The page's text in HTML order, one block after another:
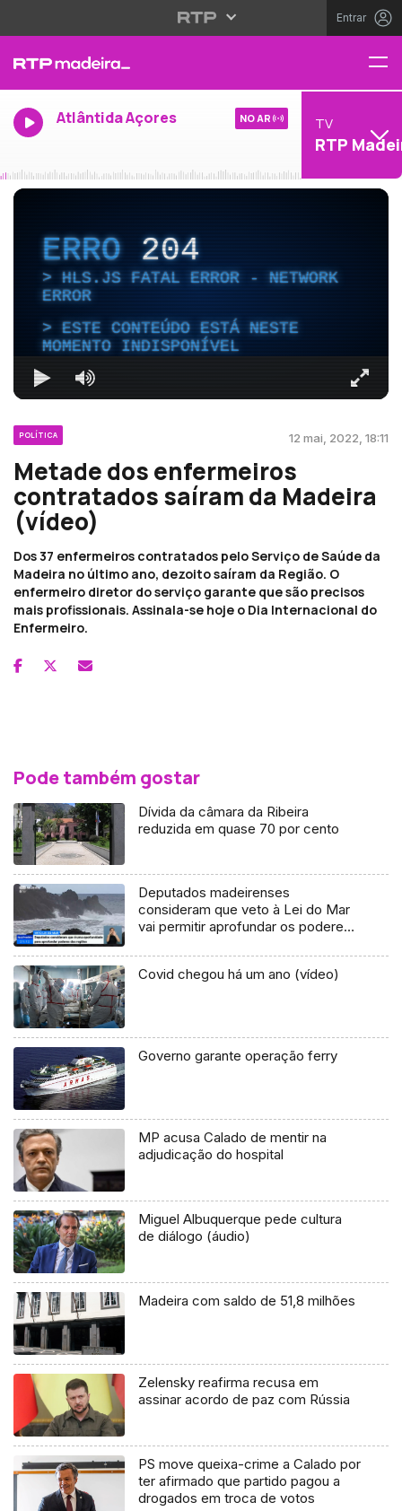
Entrar
Atlântida Açores NO AR TV
RTP
ERRO204
HLS.JS FATAL ERROR - NETWORK
ERROR
ESTE CONTEÚDO ESTÁ NESTE
MOMENTO INDISPONÍVEL
POLÍTICA 12 mai, 2022, 18:11
Metade dos enfermeiros
contratados saíram da Madeira
(vídeo)
Dos 37 enfermeiros contratados pelo Serviço de Saúde da
Madeira no último ano, dezoito saíram da Região. O
enfermeiro diretor do serviço garante que são precisos
mais profissionais. Assinala-se hoje o Dia Internacional do
Enfermeiro.
Pode também gostar
Dívida da câmara da Ribeira
reduzida em quase 70 por cento
Deputados madeirenses
consideram que veto à Lei do Mar
vai permitir aprofundar os poderes
Covid chegou há um ano (vídeo)
Governo garante operação ferry
MP acusa Calado de mentir na
adjudicação do hospital
Miguel Albuquerque pede cultura
de diálogo (áudio)
Madeira com saldo de 51,8 milhões
Zelensky reafirma recusa em
assinar acordo de paz com Rússia
PS move queixa-crime a Calado por
ter afirmado que partido pagou a
drogados em troca de votos